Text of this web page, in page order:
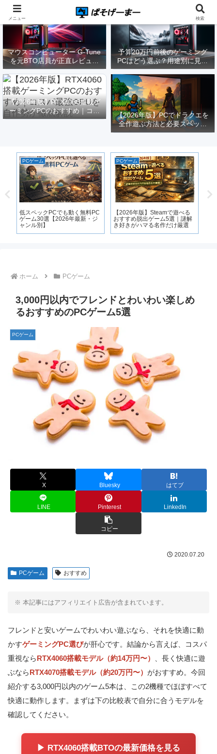
マウスコンピューター G-Tune
を元BTO店員が正直レビュー
｜実際どうなの？
予算20万円前後のゲーミング
PCはどう選ぶ？用途別に見る
構成と注意点【2026年版】
【2026年版】RTX4060搭載ゲ
ーミングPCのおすすめ｜コス
パ最強GPUを自作勢が徹底解
【2026年版】PCでドラクエを
全作遊ぶ方法と必要スペック
｜FF14勢がまとめてみた
PCゲーム
低スペックPCでも動く無料PC
ゲーム30選【2026年最新・ジ
ャンル別】
PCゲーム
【2026年版】Steamで遊べる
おすすめ脱出ゲーム5選｜謎解
き好きがハマる名作だけ厳選
ホーム PCゲーム
3,000円以内でフレンドとわいわい楽しめ
るおすすめのPCゲーム5選
PCゲーム
X Bluesky はてブ
LINE Pinterest LinkedIn
コピー
2020.07.20
PCゲーム おすすめ
※ 本記事にはアフィリエイト広告が含まれています。
フレンドと安いゲームでわいわい遊ぶなら、それを快適に動
かすゲーミングPC選びが肝心です。結論から言えば、コスパ
重視ならRTX4060搭載モデル（約14万円〜）
、長く快適に遊
ぶならRTX4070搭載モデル（約20万円〜） がおすすめ。今回
紹介する3,000円以内のゲーム5本は、この2機種でほぼすべて
快適に動作します。まずは下の比較表で自分に合うモデルを
確認してください。
▶ RTX4060搭載BTOの最新価格を見る
メニュー 検索